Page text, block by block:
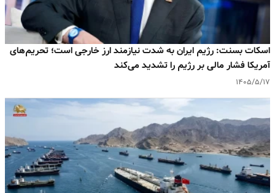
اسکات بسنت: رژیم ایران به‌ شدت نیازمند ارز خارجی است؛ تحریم‌های
آمریکا فشار مالی بر رژیم را تشدید می‌کند
۱۴۰۵/۵/۱۷